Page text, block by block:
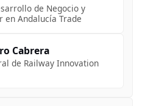
de Negocio y
en Andalucía Trade
Cabrera
de Railway Innovation